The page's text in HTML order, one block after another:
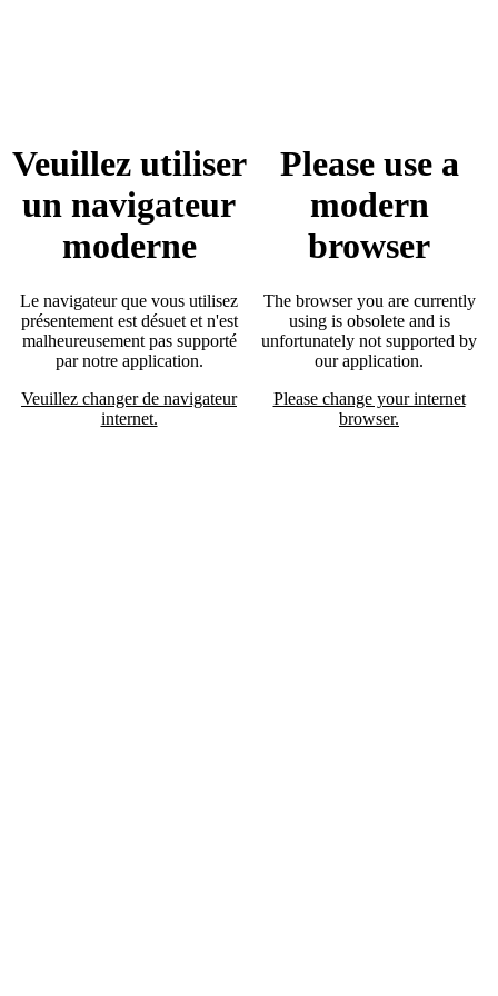
Veuillez utiliser
un navigateur
moderne
Le navigateur que vous utilisez
présentement est désuet et n'est
malheureusement pas supporté
par notre application.
Veuillez changer de navigateur
internet.
Please use a
modern
browser
The browser you are currently
using is obsolete and is
unfortunately not supported by
our application.
Please change your internet
browser.